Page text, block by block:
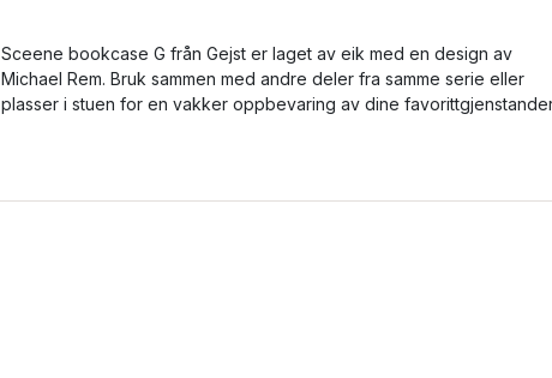
Sceene bookcase G från Gejst er laget av eik med en design av
Michael Rem. Bruk sammen med andre deler fra samme serie eller
plasser i stuen for en vakker oppbevaring av dine